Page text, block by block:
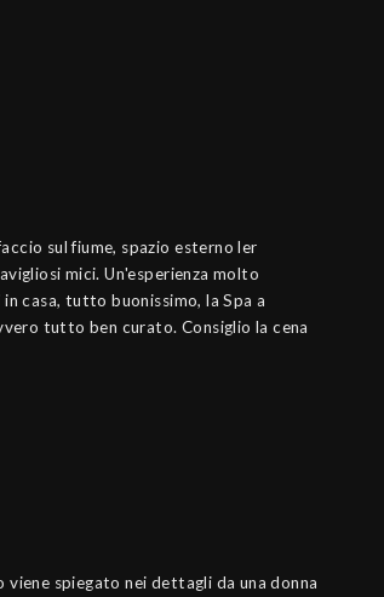
sul fiume, spazio esterno ler
mici. Un'esperienza molto
casa, tutto buonissimo, la Spa a
tutto ben curato. Consiglio la cena
spiegato nei dettagli da una donna